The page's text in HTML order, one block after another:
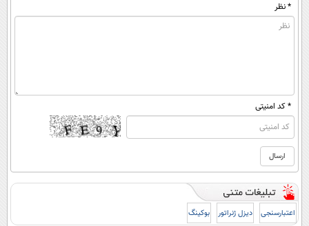
* نظر
* کد امنیتی
اعتبارسنجی دیزل ژنراتور بوکینگ